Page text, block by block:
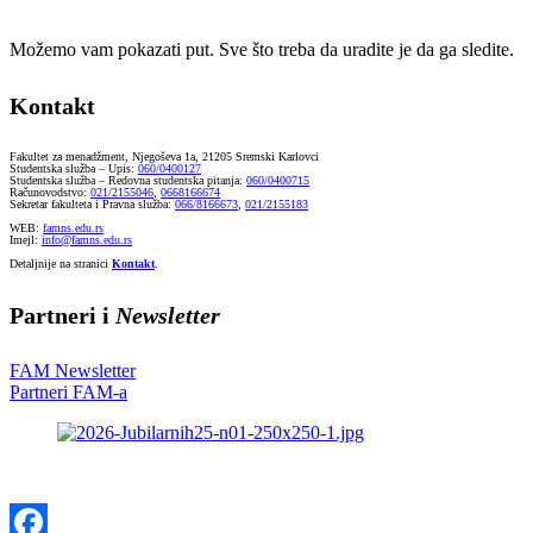
Možemo vam pokazati put. Sve što treba da uradite je da ga sledite.
Kontakt
Fakultet za menadžment, Njegoševa 1a, 21205 Sremski Karlovci
Studentska služba – Upis: 060/0400127
Studentska služba – Redovna studentska pitanja: 060/0400715
Računovodstvo: 021/2155046, 0668166674
Sekretar fakulteta i Pravna služba: 066/8166673, 021/2155183
WEB: famns.edu.rs
Imejl: info@famns.edu.rs
Detaljnije na stranici Kontakt.
Partneri i Newsletter
FAM Newsletter
Partneri FAM-a